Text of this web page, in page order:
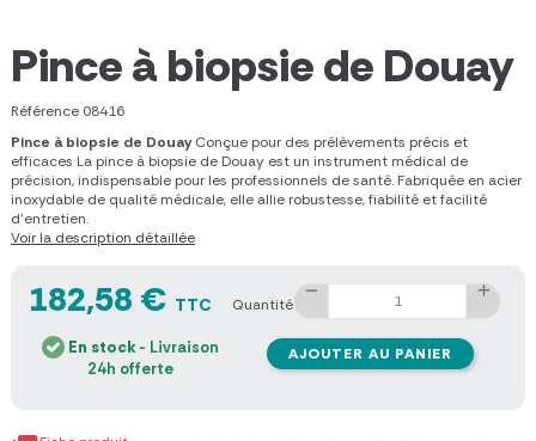
Pince à biopsie de Douay
Référence 08416
Pince à biopsie de DouayConçue pour des prélèvements précis et
efficaces La pince à biopsie de Douay est un instrument médical de
précision, indispensable pour les professionnels de santé. Fabriquée en acier
inoxydable de qualité médicale, elle allie robustesse, fiabilité et facilité
d'entretien.
Voir la description détaillée
182,58 € TTC
En stock- Livraison
24h offerte
Quantité
AJOUTER AU PANIER